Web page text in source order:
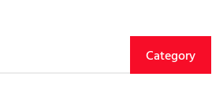
Category